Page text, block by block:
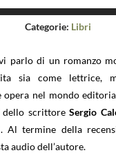
Categorie: Libri
parlo di un romanzo
sia come lettrice,
opera nel mondo
dello scrittoreSergio
. Al termine della
audio dell’autore.